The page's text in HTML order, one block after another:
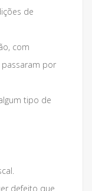
de
com
passaram por
tipo de
defeito que